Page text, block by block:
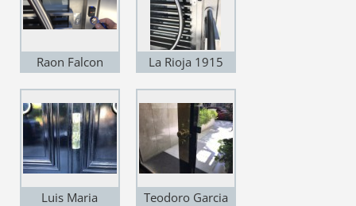
Raon Falcon
La Rioja 1915
Luis Maria
Teodoro Garcia